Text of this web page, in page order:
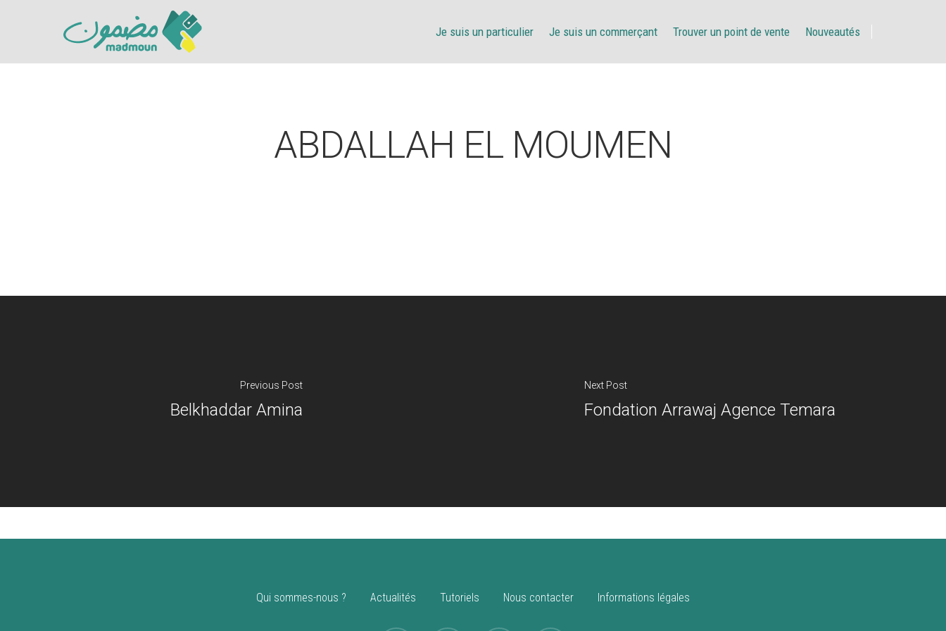
Je suis un particulier Je suis un commerçant Trouver un point de vente Nouveautés
ABDALLAH EL MOUMEN
Previous Post
Belkhaddar Amina
Next Post
Fondation Arrawaj Agence Temara
Qui sommes-nous ? Actualités Tutoriels Nous contacter Informations légales